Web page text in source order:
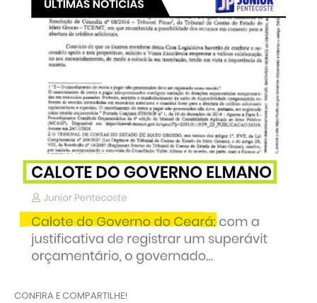
CONFIRA E COMPARTILHE!